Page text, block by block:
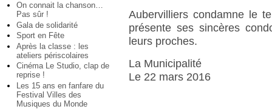
On connait la chanson…
Pas sûr !
Gala de solidarité
Sport en Fête
Après la classe : les
ateliers périscolaires
Cinéma Le Studio, clap de
reprise !
Les 15 ans en fanfare du
Festival Villes des
Musiques du Monde
Aubervilliers condamne le
présente ses sincères
leurs proches.
La Municipalité
Le 22 mars 2016